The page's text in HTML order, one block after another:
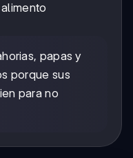
papas y
porque sus
para no